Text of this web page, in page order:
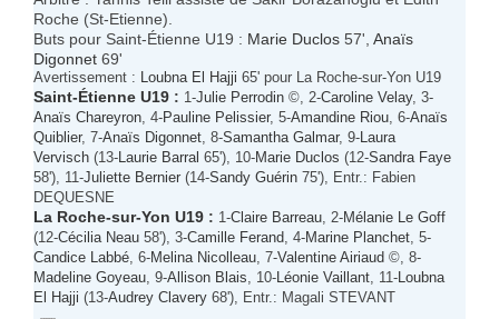
Roche (St-Etienne).
Buts pour Saint-Étienne U19 : Marie Duclos 57', Anaïs
Digonnet 69'
Avertissement : Loubna El Hajji 65' pour La Roche-sur-Yon U19
Saint-Étienne U19 : 1-Julie Perrodin ©, 2-Caroline Velay, 3-
Anaïs Chareyron , 4-Pauline Pelissier, 5-Amandine Riou , 6-Anaïs
Quiblier, 7-Anaïs Digonnet , 8-Samantha Galmar, 9- Laura
Vervisch (13- Laurie Barral 65'), 10-Marie Duclos (12-Sandra Faye
58'), 11-Juliette Bernier (14-Sandy Guérin 75'), Entr.: Fabien
DEQUESNE
La Roche-sur-Yon U19 : 1-Claire Barreau , 2-Mélanie Le Goff
(12-Cécilia Neau 58'), 3-Camille Ferand , 4-Marine Planchet , 5-
Candice Labbé , 6-Melina Nicolleau , 7-Valentine Airiaud ©, 8-
Madeline Goyeau , 9-Allison Blais , 10- Léonie Vaillant , 11- Loubna
El Hajji (13-Audrey Clavery 68'), Entr.: Magali STEVANT